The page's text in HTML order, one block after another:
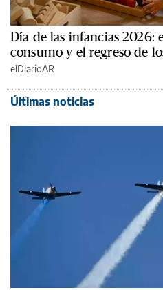
Día de las infancias 2026:
consumo y el regreso de
elDiarioAR
Últimas noticias